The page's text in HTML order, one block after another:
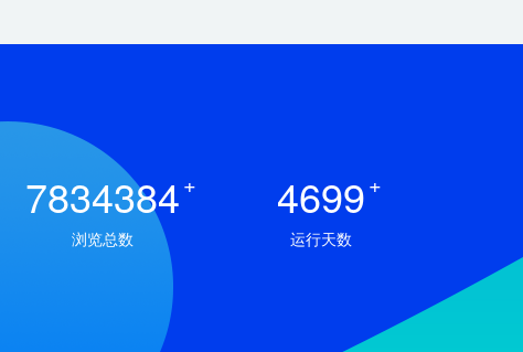
7834384+
浏览总数
4699+
运行天数